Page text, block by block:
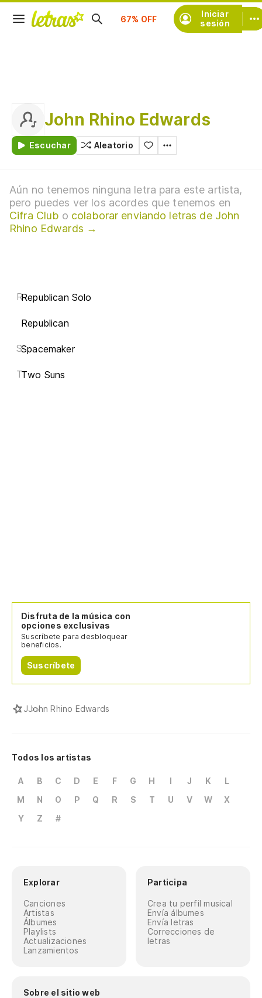
Iniciar
sesión
Suscríbete
John Rhino Edwards
Escuchar Aleatorio
Aún no tenemos ninguna letra para este artista,
pero puedes ver los acordes que tenemos en
Cifra Club o colaborar enviando letras de John
Rhino Edwards →
RRepublican Solo
Republican
SSpacemaker
TTwo Suns
Disfruta de la música con
opciones exclusivas
Suscríbete para desbloquear
beneficios.
Suscríbete
JJohn Rhino Edwards
Todos los artistas
A B C D E F G H I J K
L
M
N O P Q R S T U V W
X
Y
Z #
Explorar
Canciones
Artistas
Álbumes
Playlists
Actualizaciones
Lanzamientos
Participa
Crea tu perfil musical
Envía álbumes
Envía letras
Correcciones de
letras
Sobre el sitio web